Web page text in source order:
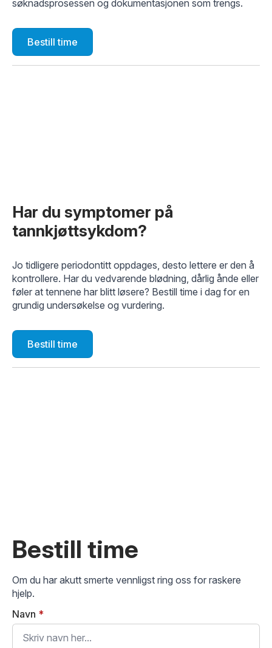
søknadsprosessen og dokumentasjonen som trengs.
Bestill time
Har du symptomer på
tannkjøttsykdom?
Jo tidligere periodontitt oppdages, desto lettere er den å
kontrollere. Har du vedvarende blødning, dårlig ånde eller
føler at tennene har blitt løsere? Bestill time i dag for en
grundig undersøkelse og vurdering.
Bestill time
Bestill time
Om du har akutt smerte vennligst ring oss for raskere
hjelp.
Navn *